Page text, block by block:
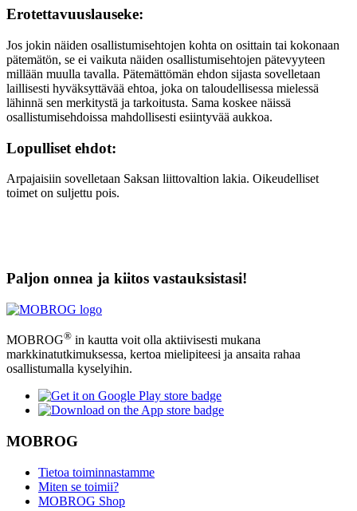
Erotettavuuslauseke:
Jos jokin näiden osallistumisehtojen kohta on osittain tai kokonaan
pätemätön, se ei vaikuta näiden osallistumisehtojen pätevyyteen
millään muulla tavalla. Pätemättömän ehdon sijasta sovelletaan
laillisesti hyväksyttävää ehtoa, joka on taloudellisessa mielessä
lähinnä sen merkitystä ja tarkoitusta. Sama koskee näissä
osallistumisehdoissa mahdollisesti esiintyvää aukkoa.
Lopulliset ehdot:
Arpajaisiin sovelletaan Saksan liittovaltion lakia. Oikeudelliset
toimet on suljettu pois.
Paljon onnea ja kiitos vastauksistasi!
MOBROG® in kautta voit olla aktiivisesti mukana
markkinatutkimuksessa, kertoa mielipiteesi ja ansaita rahaa
osallistumalla kyselyihin.
MOBROG
Tietoa toiminnastamme
Miten se toimii?
MOBROG Shop